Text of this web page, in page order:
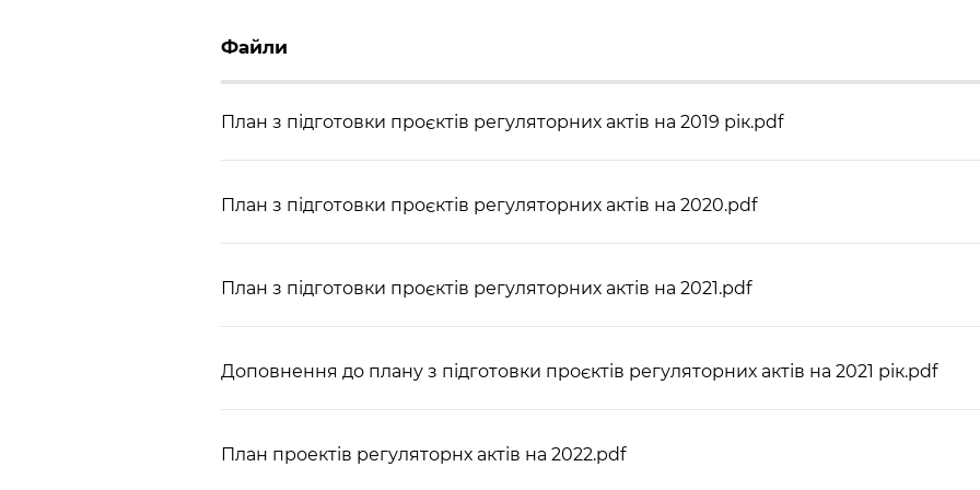
Файли
План з підготовки проєктів регуляторних актів на 2019 рік.pdf
План з підготовки проєктів регуляторних актів на 2020.pdf
План з підготовки проєктів регуляторних актів на 2021.pdf
Доповнення до плану з підготовки проєктів регуляторних актів на 2021 рік.pdf
План проектів регуляторнх актів на 2022.pdf